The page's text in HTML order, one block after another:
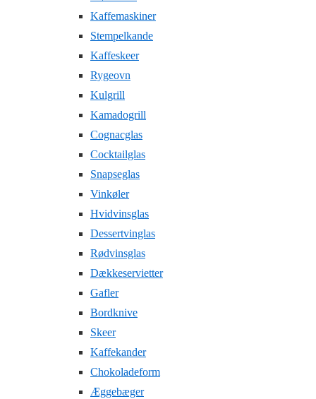
Kaffemaskiner
Stempelkande
Kaffeskeer
Rygeovn
Kulgrill
Kamadogrill
Cognacglas
Cocktailglas
Snapseglas
Vinkøler
Hvidvinsglas
Dessertvinglas
Rødvinsglas
Dækkeservietter
Gafler
Bordknive
Skeer
Kaffekander
Chokoladeform
Æggebæger